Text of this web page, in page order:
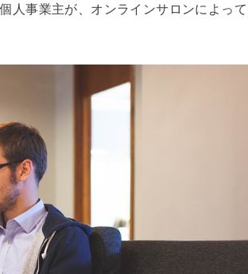
人事業主が、オンラインサロンによって